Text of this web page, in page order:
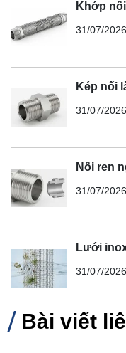
Khớp
31/07/2026
Kép nối
31/07/2026
Nối ren
31/07/2026
Lưới
31/07/2026
Bài viết